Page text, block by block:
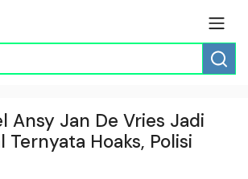
Ansy Jan De Vries Jadi
Ternyata Hoaks, Polisi